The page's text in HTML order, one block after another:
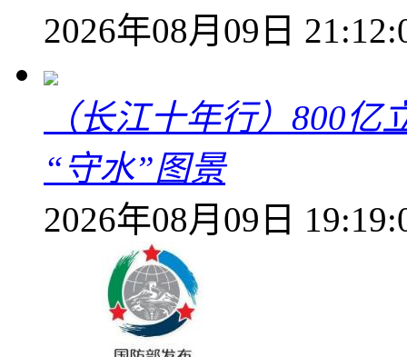
2026年08月09日
（长江十年行）800
“守水”图景
2026年08月09日